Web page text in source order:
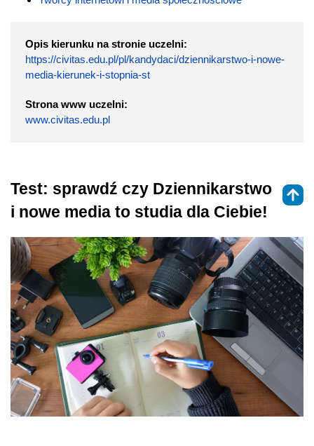
Opis kierunku na stronie uczelni:
https://civitas.edu.pl/pl/kandydaci/dziennikarstwo-i-nowe-
media-kierunek-i-stopnia-st
Strona www uczelni:
www.civitas.edu.pl
Test: sprawdź czy Dziennikarstwo
i nowe media to studia dla Ciebie!